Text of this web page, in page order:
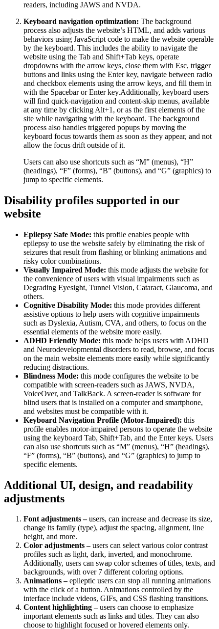
readers, including JAWS and NVDA.
Keyboard navigation optimization: The background
process also adjusts the website’s HTML, and adds various
behaviors using JavaScript code to make the website operable
by the keyboard. This includes the ability to navigate the
website using the Tab and Shift+Tab keys, operate
dropdowns with the arrow keys, close them with Esc, trigger
buttons and links using the Enter key, navigate between radio
and checkbox elements using the arrow keys, and fill them in
with the Spacebar or Enter key.Additionally, keyboard users
will find quick-navigation and content-skip menus, available
at any time by clicking Alt+1, or as the first elements of the
site while navigating with the keyboard. The background
process also handles triggered popups by moving the
keyboard focus towards them as soon as they appear, and not
allow the focus drift outside of it.
Users can also use shortcuts such as “M” (menus), “H”
(headings), “F” (forms), “B” (buttons), and “G” (graphics) to
jump to specific elements.
Disability profiles supported in our
website
Epilepsy Safe Mode: this profile enables people with
epilepsy to use the website safely by eliminating the risk of
seizures that result from flashing or blinking animations and
risky color combinations.
Visually Impaired Mode: this mode adjusts the website for
the convenience of users with visual impairments such as
Degrading Eyesight, Tunnel Vision, Cataract, Glaucoma, and
others.
Cognitive Disability Mode: this mode provides different
assistive options to help users with cognitive impairments
such as Dyslexia, Autism, CVA, and others, to focus on the
essential elements of the website more easily.
ADHD Friendly Mode: this mode helps users with ADHD
and Neurodevelopmental disorders to read, browse, and focus
on the main website elements more easily while significantly
reducing distractions.
Blindness Mode: this mode configures the website to be
compatible with screen-readers such as JAWS, NVDA,
VoiceOver, and TalkBack. A screen-reader is software for
blind users that is installed on a computer and smartphone,
and websites must be compatible with it.
Keyboard Navigation Profile (Motor-Impaired): this
profile enables motor-impaired persons to operate the website
using the keyboard Tab, Shift+Tab, and the Enter keys. Users
can also use shortcuts such as “M” (menus), “H” (headings),
“F” (forms), “B” (buttons), and “G” (graphics) to jump to
specific elements.
Additional UI, design, and readability
adjustments
Font adjustments –users, can increase and decrease its size,
change its family (type), adjust the spacing, alignment, line
height, and more.
Color adjustments –users can select various color contrast
profiles such as light, dark, inverted, and monochrome.
Additionally, users can swap color schemes of titles, texts, and
backgrounds, with over 7 different coloring options.
Animations –epileptic users can stop all running animations
with the click of a button. Animations controlled by the
interface include videos, GIFs, and CSS flashing transitions.
Content highlighting –users can choose to emphasize
important elements such as links and titles. They can also
choose to highlight focused or hovered elements only.